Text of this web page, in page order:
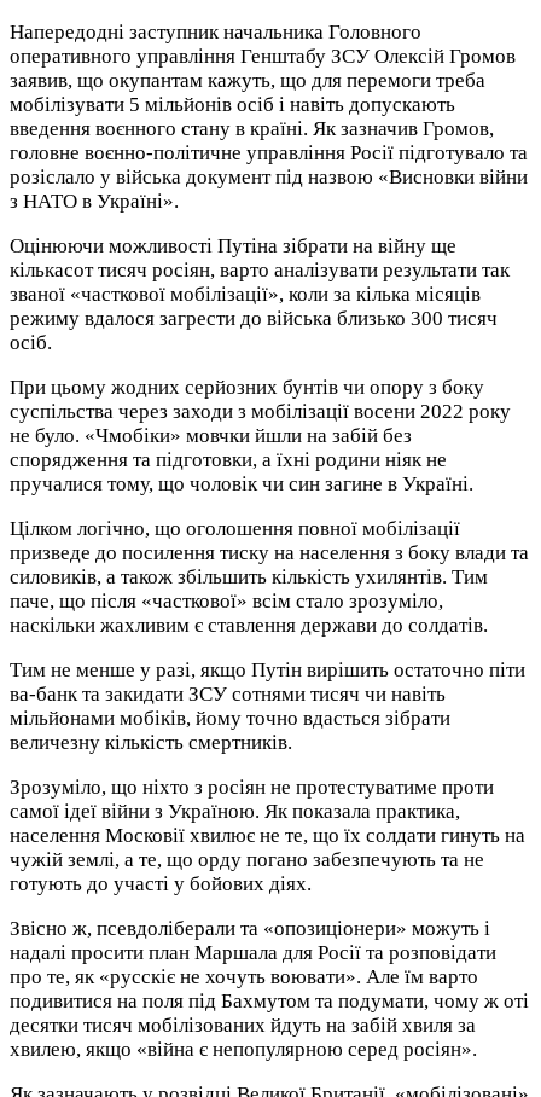
Напередодні заступник начальника Головного
оперативного управління Генштабу ЗСУ Олексій Громов
заявив, що окупантам кажуть, що для перемоги треба
мобілізувати 5 мільйонів осіб і навіть допускають
введення воєнного стану в країні. Як зазначив Громов,
головне воєнно-політичне управління Росії підготувало та
розіслало у війська документ під назвою «Висновки війни
з НАТО в Україні».
Оцінюючи можливості Путіна зібрати на війну ще
кількасот тисяч росіян, варто аналізувати результати так
званої «часткової мобілізації», коли за кілька місяців
режиму вдалося загрести до війська близько 300 тисяч
осіб.
При цьому жодних серйозних бунтів чи опору з боку
суспільства через заходи з мобілізації восени 2022 року
не було. «Чмобіки» мовчки йшли на забій без
спорядження та підготовки, а їхні родини ніяк не
пручалися тому, що чоловік чи син загине в Україні.
Цілком логічно, що оголошення повної мобілізації
призведе до посилення тиску на населення з боку влади та
силовиків, а також збільшить кількість ухилянтів. Тим
паче, що після «часткової» всім стало зрозуміло,
наскільки жахливим є ставлення держави до солдатів.
Тим не менше у разі, якщо Путін вирішить остаточно піти
ва-банк та закидати ЗСУ сотнями тисяч чи навіть
мільйонами мобіків, йому точно вдасться зібрати
величезну кількість смертників.
Зрозуміло, що ніхто з росіян не протестуватиме проти
самої ідеї війни з Україною. Як показала практика,
населення Московії хвилює не те, що їх солдати гинуть на
чужій землі, а те, що орду погано забезпечують та не
готують до участі у бойових діях.
Звісно ж, псевдоліберали та «опозиціонери» можуть і
надалі просити план Маршала для Росії та розповідати
про те, як «русскіє не хочуть воювати». Але їм варто
подивитися на поля під Бахмутом та подумати, чому ж оті
десятки тисяч мобілізованих йдуть на забій хвиля за
хвилею, якщо «війна є непопулярною серед росіян».